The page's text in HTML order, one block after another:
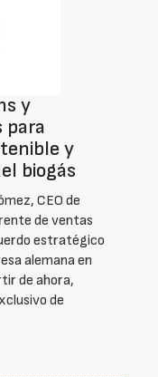
y
para
y
biogás
CEO de
de ventas
estratégico
alemana en
de ahora,
de